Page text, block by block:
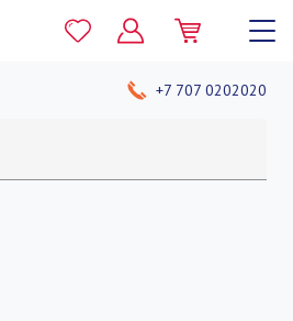
+7 707 0202020